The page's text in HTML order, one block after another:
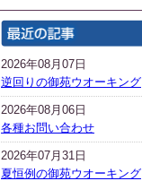
2026年08月07日
逆回りの御苑ウオーキング
2026年08月06日
各種お問い合わせ
2026年07月31日
夏恒例の御苑ウオーキング